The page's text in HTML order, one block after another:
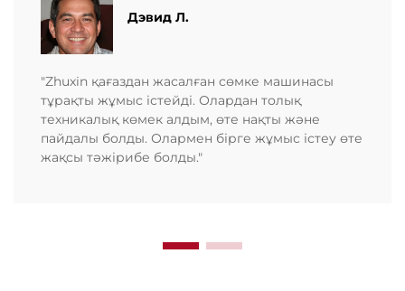
Дэвид Л.
"Zhuxin қағаздан жасалған сөмке машинасы
тұрақты жұмыс істейді. Олардан толық
техникалық көмек алдым, өте нақты және
пайдалы болды. Олармен бірге жұмыс істеу өте
жақсы тәжірибе болды."